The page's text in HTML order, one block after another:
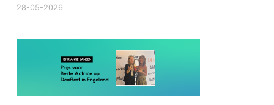
28-05-2026